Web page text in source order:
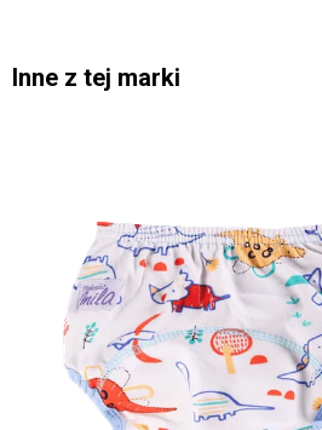
Inne z tej marki